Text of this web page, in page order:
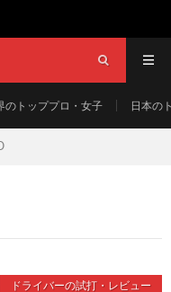
のトッププロ・女子 日本の
ドライバーの試打・レビュー